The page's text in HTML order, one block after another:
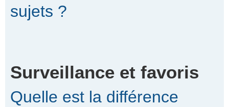
sujets ?
Surveillance et favoris
Quelle est la différence